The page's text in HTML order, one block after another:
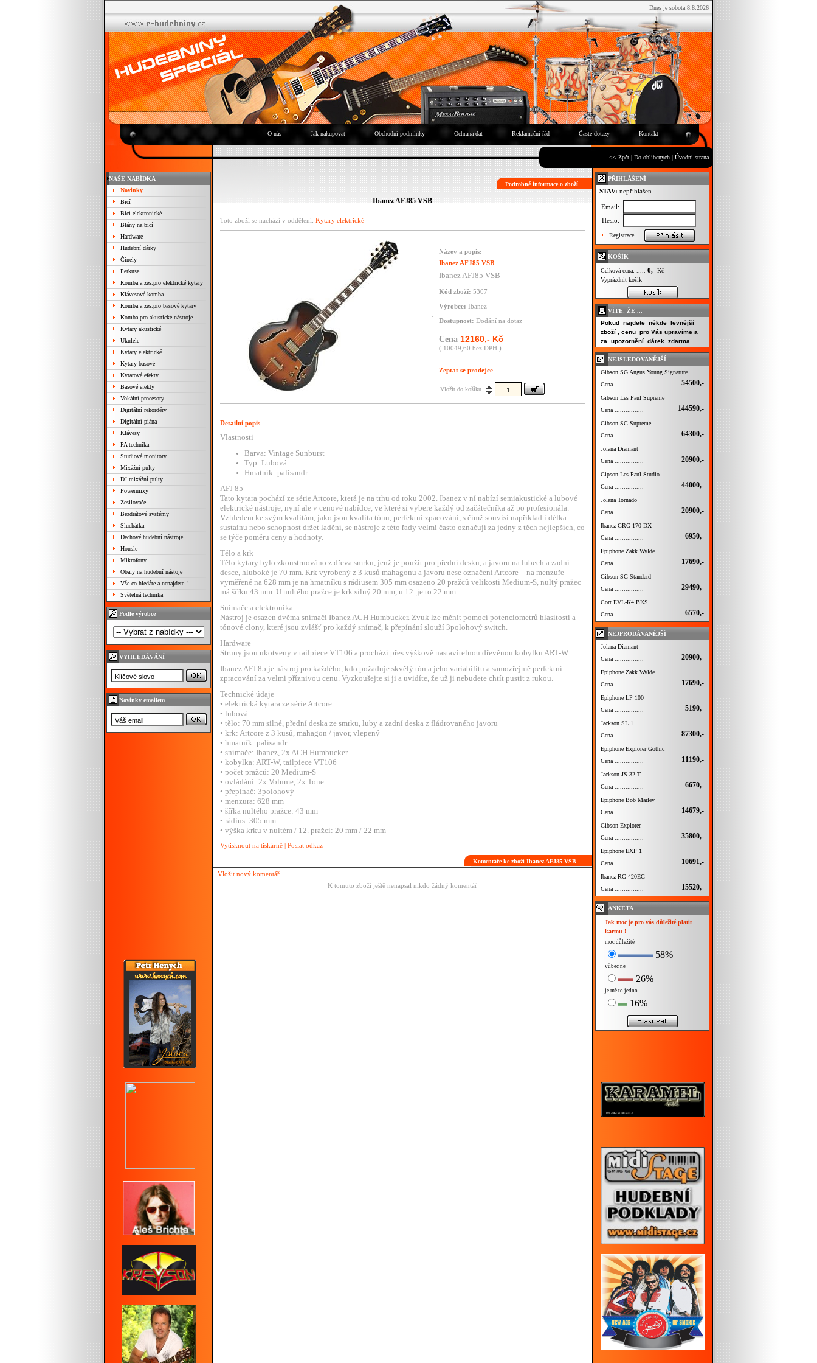
Dnes je sobota 8.8.2026
O nás Jak nakupovat Obchodní podmínky Ochrana dat Reklamační řád Časté dotazy Kontakt
<< Zpět | Do oblíbených | Úvodní strana
NAŠE NABÍDKA
Novinky
Bicí
Bicí elektronické
Blány na bicí
Hardware
Hudební dárky
Činely
Perkuse
Komba a zes.pro elektrické kytary
Klávesové komba
Komba a zes.pro basové kytary
Komba pro akustické nástroje
Kytary akustické
Ukulele
Kytary elektrické
Kytary basové
Kytarové efekty
Basové efekty
Vokální procesory
Digitální rekordéry
Digitální piána
Klávesy
PA technika
Studiové monitory
Mixážní pulty
DJ mixážní pulty
Powermixy
Zesilovače
Bezdrátové systémy
Sluchátka
Dechové hudební nástroje
Housle
Mikrofony
Obaly na hudební nástoje
Vše co hledáte a nenajdete !
Světelná technika
Podle výrobce
VYHLEDÁVÁNÍ
Novinky emailem
Podrobné informace o zboží
Ibanez AFJ85 VSB
Toto zboží se nachází v oddělení: Kytary elektrické
Název a popis:
Ibanez AFJ85 VSB
Ibanez AFJ85 VSB
Kód zboží: 5307
Výrobce: Ibanez
Dostupnost: Dodání na dotaz
Cena 12160,- Kč
( 10049,60 bez DPH )
Zeptat se prodejce
Vložit do košíku
Detailní popis
Vlastnosti
Barva: Vintage Sunburst
Typ: Lubová
Hmatník: palisandr
AFJ 85
Tato kytara pochází ze série Artcore, která je na trhu od roku 2002. Ibanez v ní nabízí semiakustické a lubové
elektrické nástroje, nyní ale v cenové nabídce, ve které si vybere každý od začátečníka až po profesionála.
Vzhledem ke svým kvalitám, jako jsou kvalita tónu, perfektní zpacování, s čímž souvisí například i délka
sustainu nebo schopnost držet ladění, se nástroje z této řady velmi často označují za jedny z těch nejlepších, co
se týče poměru ceny a hodnoty.
Tělo a krk
Tělo kytary bylo zkonstruováno z dřeva smrku, jenž je použit pro přední desku, a javoru na lubech a zadní
desce, hluboké je 70 mm. Krk vyrobený z 3 kusů mahagonu a javoru nese označení Artcore – na menzuře
vyměřené na 628 mm je na hmatníku s rádiusem 305 mm osazeno 20 pražců velikosti Medium-S, nultý pražec
má šířku 43 mm. U nultého pražce je krk silný 20 mm, u 12. je to 22 mm.
Snímače a elektronika
Nástroj je osazen dvěma snímači Ibanez ACH Humbucker. Zvuk lze měnit pomocí potenciometrů hlasitosti a
tónové clony, které jsou zvlášť pro každý snímač, k přepínání slouží 3polohový switch.
Hardware
Struny jsou ukotveny v tailpiece VT106 a prochází přes výškově nastavitelnou dřevěnou kobylku ART-W.
Ibanez AFJ 85 je nástroj pro každého, kdo požaduje skvělý tón a jeho variabilitu a samozřejmě perfektní
zpracování za velmi příznivou cenu. Vyzkoušejte si ji a uvidíte, že už ji nebudete chtít pustit z rukou.
Technické údaje
• elektrická kytara ze série Artcore
• lubová
• tělo: 70 mm silné, přední deska ze smrku, luby a zadní deska z fládrovaného javoru
• krk: Artcore z 3 kusů, mahagon / javor, vlepený
• hmatník: palisandr
• snímače: Ibanez, 2x ACH Humbucker
• kobylka: ART-W, tailpiece VT106
• počet pražců: 20 Medium-S
• ovládání: 2x Volume, 2x Tone
• přepínač: 3polohový
• menzura: 628 mm
• šířka nultého pražce: 43 mm
• rádius: 305 mm
• výška krku v nultém / 12. pražci: 20 mm / 22 mm
Vytisknout na tiskárně | Poslat odkaz
Komentáře ke zboží Ibanez AFJ85 VSB
Vložit nový komentář
K tomuto zboží ještě nenapsal nikdo žádný komentář
PŘIHLÁŠENÍ
STAV: nepřihlášen
Email:
Heslo:
Registrace
KOŠÍK
Celková cena: ..... 0,- Kč
Vyprázdnit košík
VÍTE, ŽE ...
Pokud najdete někde levnější
zboží , cenu pro Vás upravíme a
za upozornění dárek zdarma.
NEJSLEDOVANĚJŠÍ
Gibson SG Angus Young Signature
Cena ................
54500,-
Gibson Les Paul Supreme
Cena ................
144590,-
Gibson SG Supreme
Cena ................
64300,-
Jolana Diamant
Cena ................
20900,-
Gipson Les Paul Studio
Cena ................
44000,-
Jolana Tornado
Cena ................
20900,-
Ibanez GRG 170 DX
Cena ................
6950,-
Epiphone Zakk Wylde
Cena ................
17690,-
Gibson SG Standard
Cena ................
29490,-
Cort EVL-K4 BKS
Cena ................
6570,-
NEJPRODÁVANĚJŠÍ
Jolana Diamant
Cena ................
20900,-
Epiphone Zakk Wylde
Cena ................
17690,-
Epiphone LP 100
Cena ................
5190,-
Jackson SL 1
Cena ................
87300,-
Epiphone Explorer Gothic
Cena ................
11190,-
Jackson JS 32 T
Cena ................
6670,-
Epiphone Bob Marley
Cena ................
14679,-
Gibson Explorer
Cena ................
35800,-
Epiphone EXP 1
Cena ................
10691,-
Ibanez RG 420EG
Cena ................
15520,-
ANKETA
Jak moc je pro vás důležité platit
kartou !
moc důležité
58%
vůbec ne
26%
je mě to jedno
16%